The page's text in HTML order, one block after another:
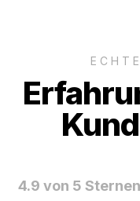
4.9 von 5 Sternen